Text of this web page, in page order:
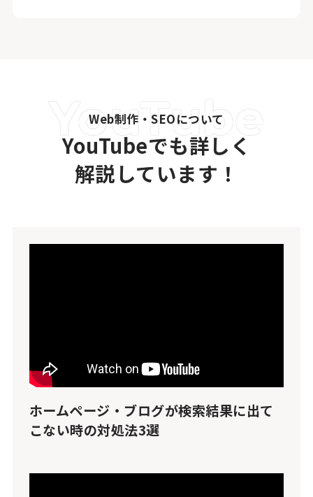
Web制作・SEOについて
YouTubeでも詳しく
解説しています！
ホームページ・ブログが検索結果に出て
こない時の対処法3選